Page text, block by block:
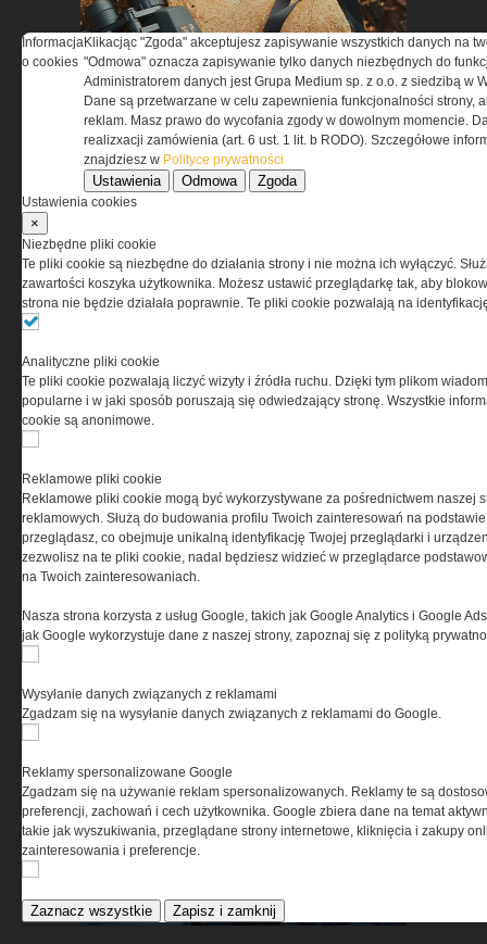
Dobierz sprzęt do reszty
ekwipunku »
Jak wzmocnić ochronę ciała
przed odłamkami »
Czy Twoja infrastruktura jest
gotowa na zagrożenia z
Wybierz sprzęt, który
temperaturach »
Informacja
o cookies
Klikacjąc "Zgoda" akceptujesz zapisywanie wszystkich danych na
"Odmowa" oznacza zapisywanie tylko danych niezbędnych do
Administratorem danych jest Grupa Medium sp. z o.o. z siedzibą w
Dane są przetwarzane w celu zapewnienia funkcjonalności strony,
reklam. Masz prawo do wycofania zgody w dowolnym momencie.
realizxacji zamówienia (art. 6 ust. 1 lit. b RODO). Szczegółowe
znajdziesz w Polityce prywatności
Ustawienia Odmowa Zgoda
Ustawienia cookies
×
Niezbędne pliki cookie
Te pliki cookie są niezbędne do działania strony i nie można ich wyłączyć.
zawartości koszyka użytkownika. Możesz ustawić przeglądarkę tak, aby
strona nie będzie działała poprawnie. Te pliki cookie pozwalają na
Analityczne pliki cookie
Te pliki cookie pozwalają liczyć wizyty i źródła ruchu. Dzięki tym plikom
popularne i w jaki sposób poruszają się odwiedzający stronę. Wszystkie
cookie są anonimowe.
Reklamowe pliki cookie
Reklamowe pliki cookie mogą być wykorzystywane za pośrednictwem naszej
reklamowych. Służą do budowania profilu Twoich zainteresowań na
przeglądasz, co obejmuje unikalną identyfikację Twojej przeglądarki i
zezwolisz na te pliki cookie, nadal będziesz widzieć w przeglądarce
na Twoich zainteresowaniach.
Nasza strona korzysta z usług Google, takich jak Google Analytics i Google
jak Google wykorzystuje dane z naszej strony, zapoznaj się z polityką
Wysyłanie danych związanych z reklamami
Zgadzam się na wysyłanie danych związanych z reklamami do Google.
Reklamy spersonalizowane Google
Zgadzam się na używanie reklam spersonalizowanych. Reklamy te są
preferencji, zachowań i cech użytkownika. Google zbiera dane na temat
takie jak wyszukiwania, przeglądane strony internetowe, kliknięcia i zakupy
zainteresowania i preferencje.
Zaznacz wszystkie Zapisz i zamknij